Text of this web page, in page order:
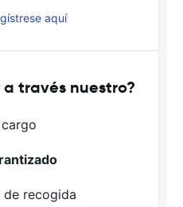
aquí
a través nuestro?
de recogida